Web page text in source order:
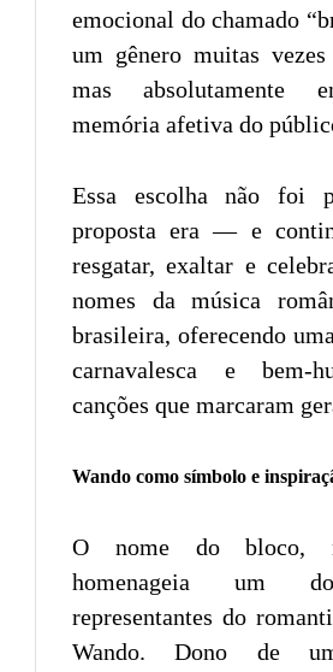
emocional do chamado
um gênero muitas vezes
mas absolutamente
memória afetiva do
Essa escolha não foi
proposta era — e
resgatar, exaltar e
nomes da música
brasileira, oferecendo
carnavalesca e bem-
canções que marcaram
Wando como símbolo e
O nome do bloco,
homenageia um
representantes do
Wando. Dono de